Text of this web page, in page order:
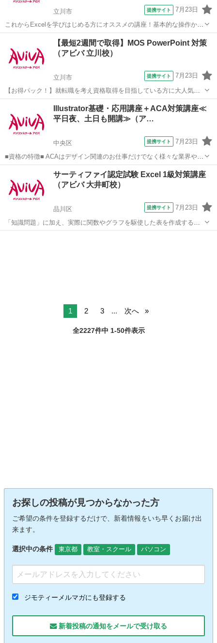
立川市 提携サイト 7月23日
これからExcelを学びはじめる方にオススメの講座！基本的な操作から
関数やグラフ作成など、表計算ソフトであるExcelの醍醐味を学ぶ事が
定・効率の良いデー...
エクセル
【最短2週間で取得】MOS PowerPoint 対策
（アビバ 立川校）
立川市 提携サイト 7月23日
【お得パック！】就転職を考え資格取得を目指している方に大人気の
MOS PowerPointを短期集中で目指す検定対策の講座です。新規お問い
合わせ頂いた方限定でリーズナブルな受講料で学べる人気講座です！
パワーポイント
Illustrator基礎・応用講座＋ACA対策講座≪
平日夜、土日も開講≫（ア…
中央区 提携サイト 7月23日
■資格の特徴■ ACAはデザイン関連のお仕事だけでなく様々な業界や企
業で活用できるスキル証明になるため、 取得すると活躍の幅が広がり
ップアップしながらスキル...
ホームページ作成
サーティファイ認定試験 Excel 1級対策講座
（アビバ 大井町校）
品川区 提携サイト 7月23日
「知識問題」に加え、実際に関数やグラフを駆使した表を作成する
「実技問題」を解くことで、実践的な能力を証明できる資格制度の、1
1 2 3 ... 次へ
全2227件中 1-50件表示
お探しの投稿が見つからなかった方
ご希望の条件を登録するだけで、新着情報をいち早くお届け出
来ます。
選択中の条件 東京都 教室・スクール パソコン
ジモティーメルマガにも登録する
新着投稿の通知をメールで受け取る